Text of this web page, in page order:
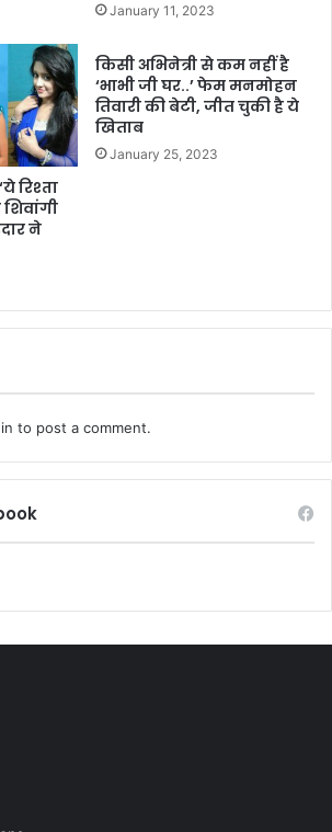
January 11, 2023
रिश्ता
ने
किसी अभिनेत्री से कम नहीं है
‘भाभी जी घर..’ फेम मनमोहन
तिवारी की बेटी, जीत चुकी है ये
खिताब
January 25, 2023
to post a comment.